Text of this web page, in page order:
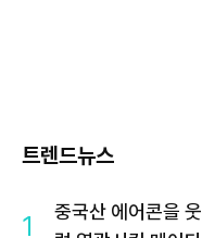
트렌드뉴스
1
중국산 에어콘을